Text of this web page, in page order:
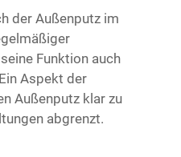
der Außenputz im
Funktion auch
Aspekt der
Außenputz klar zu
abgrenzt.